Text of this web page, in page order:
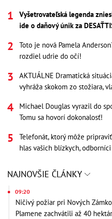
Vyšetrovateľská legenda
ide o daňový únik za
Toto je nová Pamela
rozdiel udrie do očí!
AKTUÁLNE Dramatická
vyhráža skokom zo stožiara,
Michael Douglas vyrazil do
Tomu sa hovorí dokonalosť!
Telefonát, ktorý môže
hlas vašich blízkych,
NAJNOVŠIE ČLÁNKY
09:20
Ničivý požiar pri Nových
Plamene zachvátili až 40